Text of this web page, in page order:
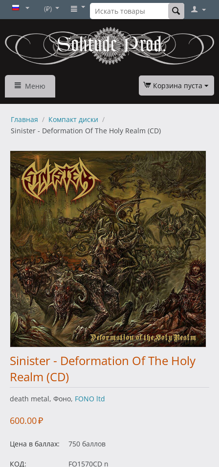
(₽)
Меню Корзина пуста
Главная / Компакт диски /
Sinister - Deformation Of The Holy Realm (CD)
Sinister - Deformation Of The Holy
Realm (CD)
death metal, Фоно, FONO ltd
600.00₽
Цена в баллах: 750 баллов
КОД:
FO1570CD n